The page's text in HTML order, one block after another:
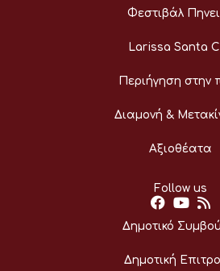
Φεστιβάλ
Larissa Santa
Περιήγηση στην
Διαμονή &
Αξιοθέατα
Follow us
Δημοτικό
Δημοτική